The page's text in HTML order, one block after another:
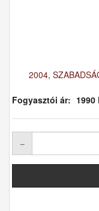
2004,
Fogyasztói ár: 1990